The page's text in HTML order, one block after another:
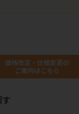
価格改定・仕様変更の
ご案内はこちら